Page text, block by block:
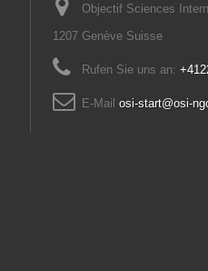
Objectif Sciences
1207 Genève Suisse
Rufen Sie uns an:
E-Mail osi-start@osi-